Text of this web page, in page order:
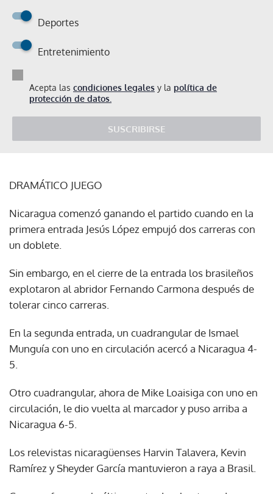
Deportes
Entretenimiento
Acepta las condiciones legales y la política de
protección de datos.
SUSCRIBIRSE
DRAMÁTICO JUEGO
Nicaragua comenzó ganando el partido cuando en la
primera entrada Jesús López empujó dos carreras con
un doblete.
Sin embargo, en el cierre de la entrada los brasileños
explotaron al abridor Fernando Carmona después de
tolerar cinco carreras.
En la segunda entrada, un cuadrangular de Ismael
Munguía con uno en circulación acercó a Nicaragua 4-
5.
Otro cuadrangular, ahora de Mike Loaisiga con uno en
circulación, le dio vuelta al marcador y puso arriba a
Nicaragua 6-5.
Los relevistas nicaragüenses Harvin Talavera, Kevin
Ramírez y Sheyder García mantuvieron a raya a Brasil.